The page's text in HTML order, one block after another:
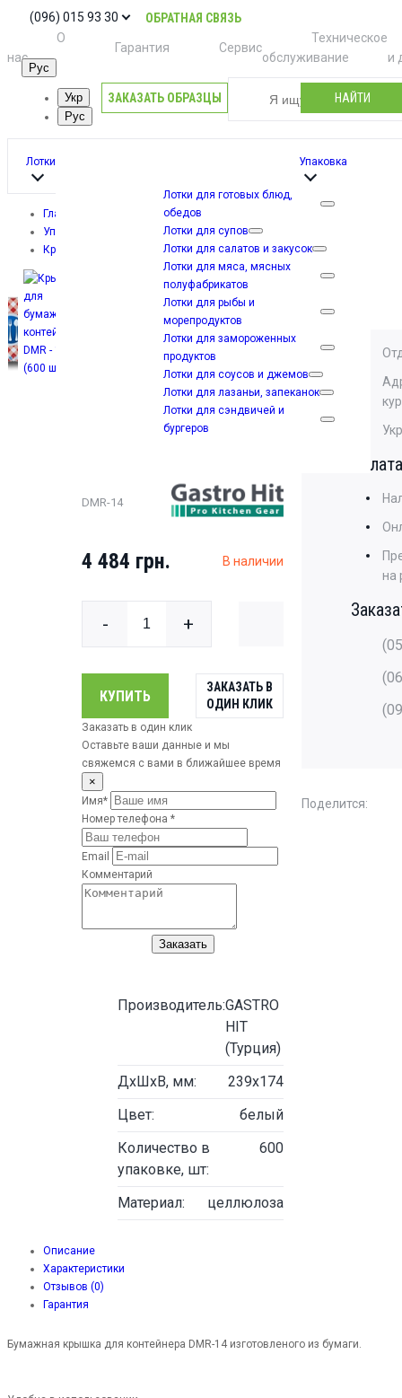
(096) 015 93 30
ОБРАТНАЯ СВЯЗЬ
О
нас
Гарантия Сервис
Техническое
обслуживание
и
Рус
Укр
Рус
ЗАКАЗАТЬ ОБРАЗЦЫ НАЙТИ
Лотки
Лотки для готовых блюд,
обедов
Лотки для супов
Лотки для салатов и закусок
Лотки для мяса, мясных
полуфабрикатов
Лотки для рыбы и
морепродуктов
Лотки для замороженных
продуктов
Лотки для соусов и джемов
Лотки для лазаньи, запеканок
Лотки для сэндвичей и
бургеров
Упаковка
Главная
Упаковка
Крышка для бумажного контейнера DMR - 14 (600 шт)
Крышка для
бумажного
контейнера
DMR - 14 (600
DMR-14
4 484 грн. В наличии
- +
КУПИТЬ
ЗАКАЗАТЬ В
ОДИН КЛИК
Заказать в один клик
Оставьте ваши данные и мы
свяжемся с вами в ближайшее время
×
Имя*
Номер телефона *
Email
Комментарий
Заказать
Производитель:GASTRO
HIT
(Турция)
ДxШхВ, мм:
239х174
Цвет:
белый
Количество в
упаковке, шт:
600
Материал: целлюлоза
на
Поделится:
Описание
Характеристики
Отзывов (0)
Гарантия
Бумажная крышка для контейнера DMR-14 изготовленого из бумаги.